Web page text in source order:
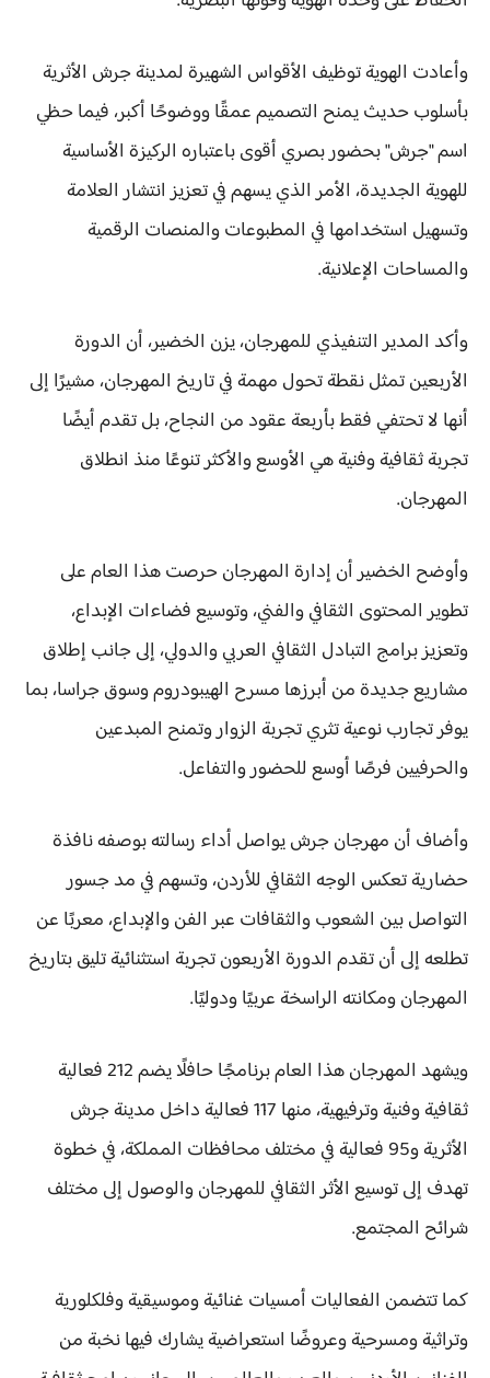
وأعادت الهوية توظيف الأقواس الشهيرة لمدينة جرش الأثرية
بأسلوب حديث يمنح التصميم عمقًا ووضوحًا أكبر، فيما حظي
اسم "جرش" بحضور بصري أقوى باعتباره الركيزة الأساسية
للهوية الجديدة، الأمر الذي يسهم في تعزيز انتشار العلامة
وتسهيل استخدامها في المطبوعات والمنصات الرقمية
والمساحات الإعلانية.
وأكد المدير التنفيذي للمهرجان، يزن الخضير، أن الدورة
الأربعين تمثل نقطة تحول مهمة في تاريخ المهرجان، مشيرًا إلى
أنها لا تحتفي فقط بأربعة عقود من النجاح، بل تقدم أيضًا
تجربة ثقافية وفنية هي الأوسع والأكثر تنوعًا منذ انطلاق
المهرجان.
وأوضح الخضير أن إدارة المهرجان حرصت هذا العام على
تطوير المحتوى الثقافي والفني، وتوسيع فضاءات الإبداع،
وتعزيز برامج التبادل الثقافي العربي والدولي، إلى جانب إطلاق
مشاريع جديدة من أبرزها مسرح الهيبودروم وسوق جراسا، بما
يوفر تجارب نوعية تثري تجربة الزوار وتمنح المبدعين
والحرفيين فرصًا أوسع للحضور والتفاعل.
وأضاف أن مهرجان جرش يواصل أداء رسالته بوصفه نافذة
حضارية تعكس الوجه الثقافي للأردن، وتسهم في مد جسور
التواصل بين الشعوب والثقافات عبر الفن والإبداع، معربًا عن
تطلعه إلى أن تقدم الدورة الأربعون تجربة استثنائية تليق بتاريخ
المهرجان ومكانته الراسخة عربيًا ودوليًا.
ويشهد المهرجان هذا العام برنامجًا حافلًا يضم 212 فعالية
ثقافية وفنية وترفيهية، منها 117 فعالية داخل مدينة جرش
الأثرية و95 فعالية في مختلف محافظات المملكة، في خطوة
تهدف إلى توسيع الأثر الثقافي للمهرجان والوصول إلى مختلف
شرائح المجتمع.
كما تتضمن الفعاليات أمسيات غنائية وموسيقية وفلكلورية
وتراثية ومسرحية وعروضًا استعراضية يشارك فيها نخبة من